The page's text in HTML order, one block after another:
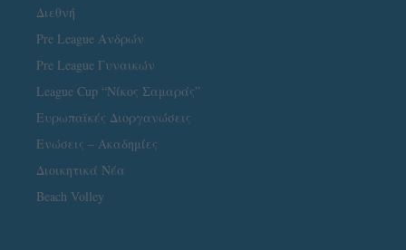
Διεθνή
Pre League Ανδρών
Pre League Γυναικών
League Cup “Νίκος Σαμαράς”
Ευρωπαϊκές Διοργανώσεις
Ενώσεις – Ακαδημίες
Διοικητικά Νέα
Beach Volley